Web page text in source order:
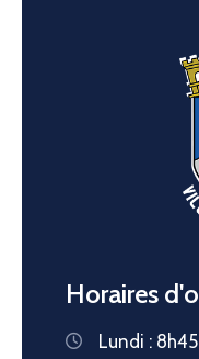
Horaires
Lundi :